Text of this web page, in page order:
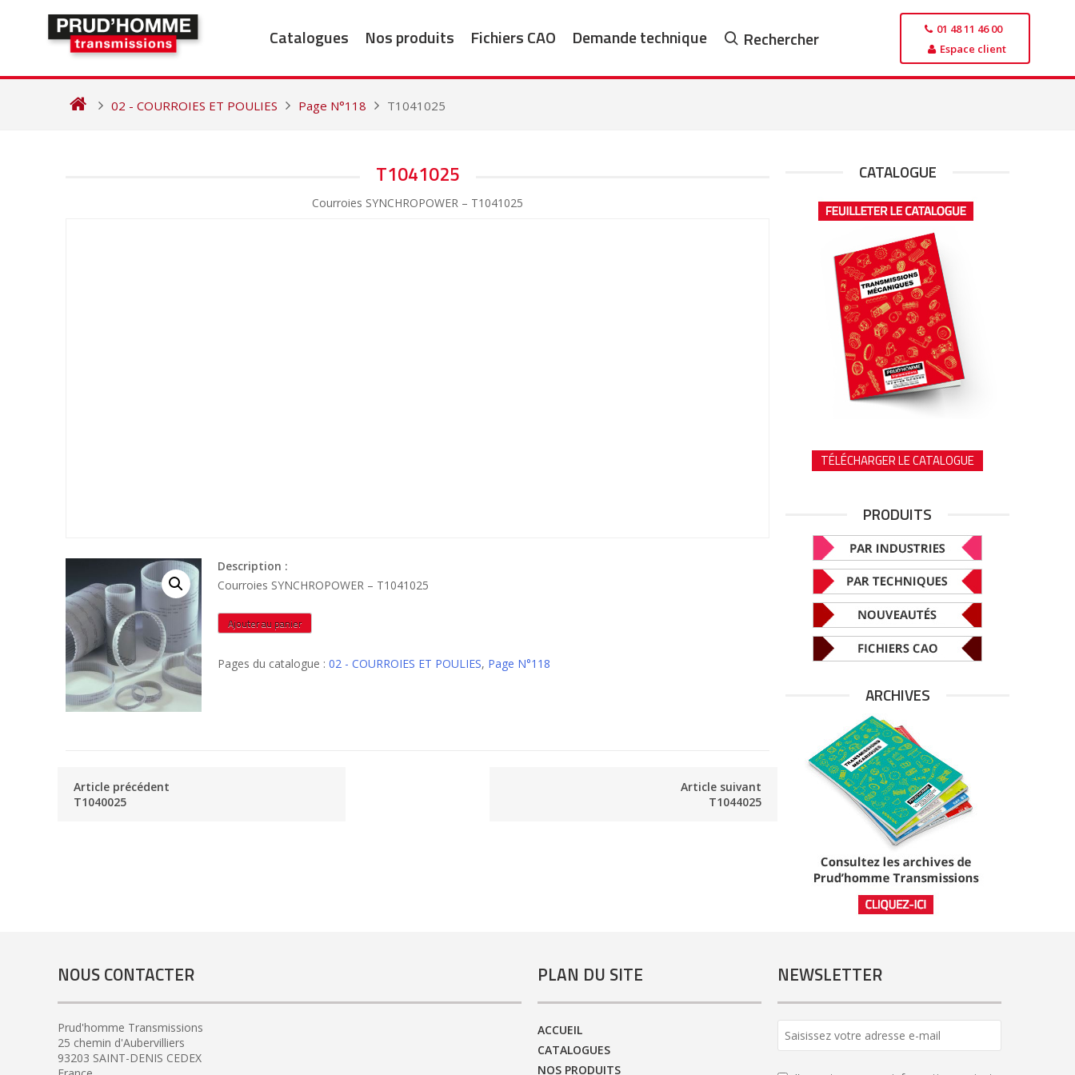
Catalogues Nos produits Fichiers CAO Demande technique Rechercher
01 48 11 46 00
Espace client
02 - COURROIES ET POULIES Page N°118 T1041025
T1041025
Courroies SYNCHROPOWER – T1041025
Description :
Courroies SYNCHROPOWER – T1041025
quantité
de
Ajouter au panier
Pages du catalogue : 02 - COURROIES ET POULIES, Page N°118
Article précédent
T1040025
Article suivant
T1044025
CATALOGUE
TÉLÉCHARGER LE CATALOGUE
PRODUITS
ARCHIVES
NOUS CONTACTER
Prud'homme Transmissions
25 chemin d'Aubervilliers
93203 SAINT-DENIS CEDEX
PLAN DU SITE
ACCUEIL
CATALOGUES
NOS PRODUITS
NEWSLETTER